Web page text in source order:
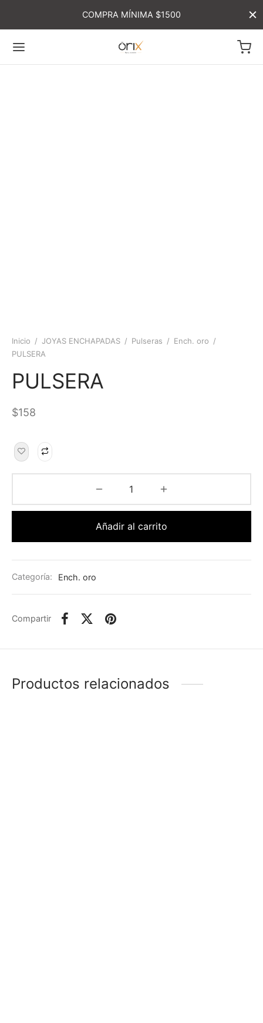
COMPRA MÍNIMA $1500
Inicio / JOYAS ENCHAPADAS / Pulseras / Ench. oro /
PULSERA
PULSERA
$158
Añadir al carrito
Categoría: Ench. oro
Compartir
Productos relacionados